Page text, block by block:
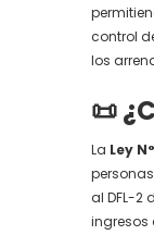
control
los
📜
La Ley
al DFL-2
ingresos